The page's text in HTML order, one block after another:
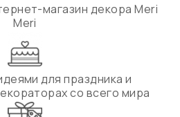
магазин декора Meri
Meri
для праздника и
со всего мира